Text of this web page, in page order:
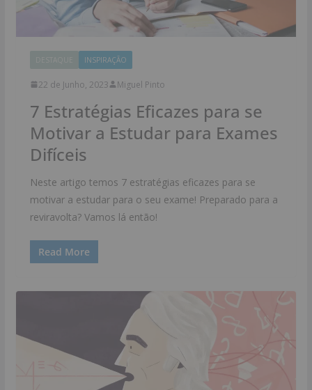
INSPIRAÇÃO
22 de Junho, 2023 Miguel Pinto
7 Estratégias Eficazes para se
Motivar a Estudar para Exames
Difíceis
Neste artigo temos 7 estratégias eficazes para se
motivar a estudar para o seu exame! Preparado para a
reviravolta? Vamos lá então!
Read More